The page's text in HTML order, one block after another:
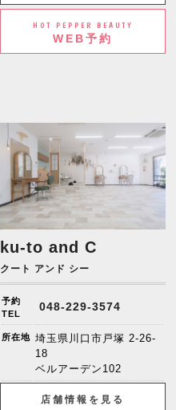
HOT PEPPER BEAUTY
WEB予約
ku-to and C
クート アンド シー
予約
TEL
048-229-3574
所在地 埼玉県川口市戸塚 2-26-
18
ベルアーデン102
店舗情報を見る